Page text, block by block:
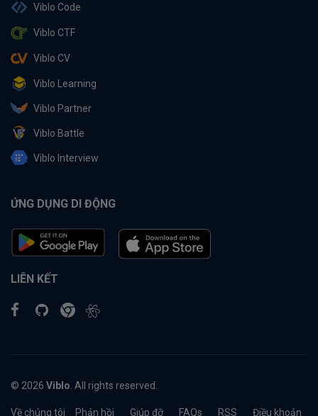
Viblo Code
Viblo CTF
Viblo CV
Viblo Learning
Viblo Partner
Viblo Battle
Viblo Interview
ỨNG DỤNG DI ĐỘNG
LIÊN KẾT
© 2026 Viblo . All rights reserved.
Về chúng tôi Phản hồi Giúp đỡ FAQs RSS Điều khoản